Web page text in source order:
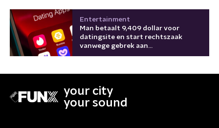
Entertainment
Man betaalt 9,409 dollar voor
datingsite en start rechtszaak
vanwege gebrek aan
your city
your sound